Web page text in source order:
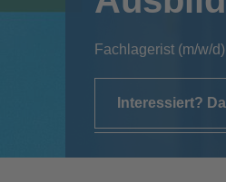
Fachlagerist (m/w/d)
Interessiert?